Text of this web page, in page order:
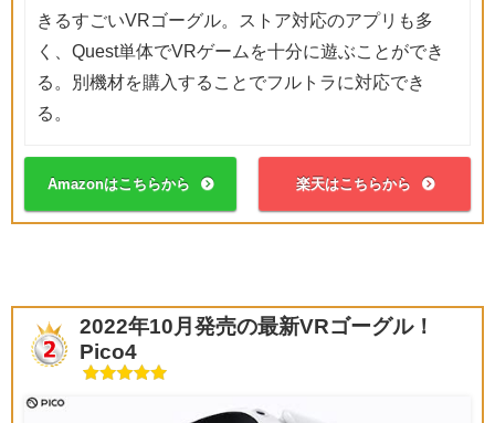
きるすごいVRゴーグル。ストア対応のアプリも多
く、Quest単体でVRゲームを十分に遊ぶことができ
る。別機材を購入することでフルトラに対応でき
る。
Amazonはこちらから 楽天はこちらから
2022年10月発売の最新VRゴーグル！
Pico4